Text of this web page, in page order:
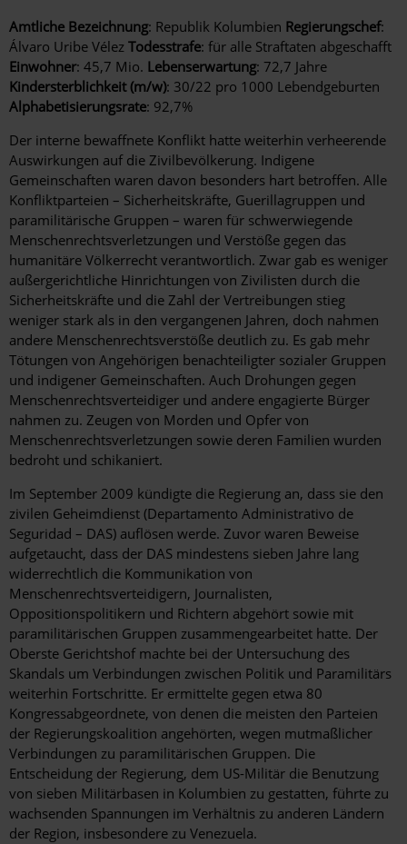
Amtliche Bezeichnung: Republik Kolumbien Regierungschef:
Álvaro Uribe Vélez Todesstrafe: für alle Straftaten abgeschafft
Einwohner: 45,7 Mio. Lebenserwartung: 72,7 Jahre
Kindersterblichkeit (m/w): 30/22 pro 1000 Lebendgeburten
Alphabetisierungsrate: 92,7%
Der interne bewaffnete Konflikt hatte weiterhin verheerende
Auswirkungen auf die Zivilbevölkerung. Indigene
Gemeinschaften waren davon besonders hart betroffen. Alle
Konfliktparteien – Sicherheitskräfte, Guerillagruppen und
paramilitärische Gruppen – waren für schwerwiegende
Menschenrechtsverletzungen und Verstöße gegen das
humanitäre Völkerrecht verantwortlich. Zwar gab es weniger
außergerichtliche Hinrichtungen von Zivilisten durch die
Sicherheitskräfte und die Zahl der Vertreibungen stieg
weniger stark als in den vergangenen Jahren, doch nahmen
andere Menschenrechtsverstöße deutlich zu. Es gab mehr
Tötungen von Angehörigen benachteiligter sozialer Gruppen
und indigener Gemeinschaften. Auch Drohungen gegen
Menschenrechtsverteidiger und andere engagierte Bürger
nahmen zu. Zeugen von Morden und Opfer von
Menschenrechtsverletzungen sowie deren Familien wurden
bedroht und schikaniert.
Im September 2009 kündigte die Regierung an, dass sie den
zivilen Geheimdienst (Departamento Administrativo de
Seguridad – DAS) auflösen werde. Zuvor waren Beweise
aufgetaucht, dass der DAS mindestens sieben Jahre lang
widerrechtlich die Kommunikation von
Menschenrechtsverteidigern, Journalisten,
Oppositionspolitikern und Richtern abgehört sowie mit
paramilitärischen Gruppen zusammengearbeitet hatte. Der
Oberste Gerichtshof machte bei der Untersuchung des
Skandals um Verbindungen zwischen Politik und Paramilitärs
weiterhin Fortschritte. Er ermittelte gegen etwa 80
Kongressabgeordnete, von denen die meisten den Parteien
der Regierungskoalition angehörten, wegen mutmaßlicher
Verbindungen zu paramilitärischen Gruppen. Die
Entscheidung der Regierung, dem US-Militär die Benutzung
von sieben Militärbasen in Kolumbien zu gestatten, führte zu
wachsenden Spannungen im Verhältnis zu anderen Ländern
der Region, insbesondere zu Venezuela.